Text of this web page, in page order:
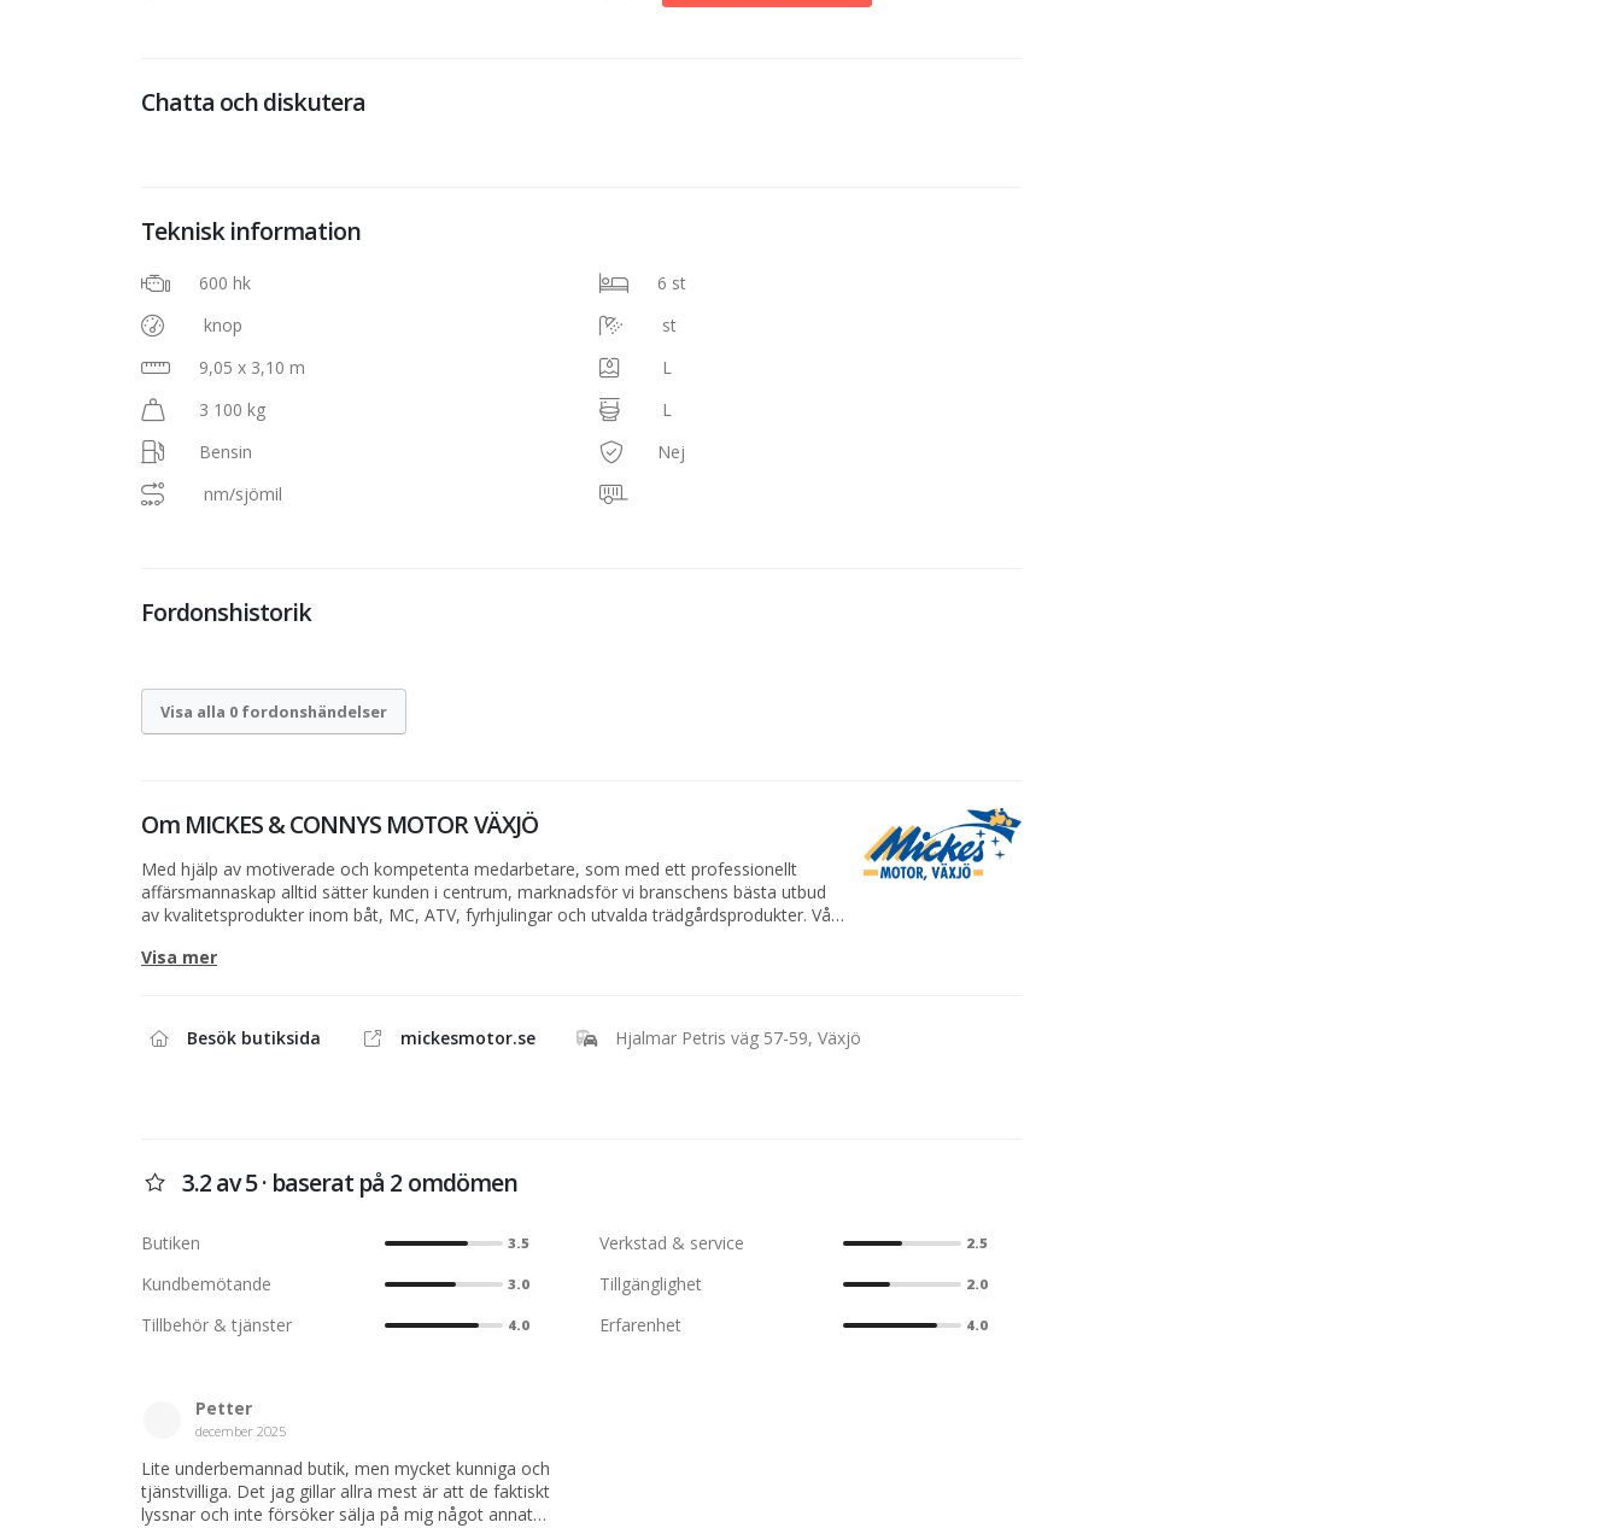
Chatta och diskutera
Teknisk information
600 hk
knop
9,05 x 3,10 m
3 100 kg
Bensin
nm/sjömil
6 st
st
L
L
Nej
Fordonshistorik
Visa alla 0 fordonshändelser
Om MICKES & CONNYS MOTOR VÄXJÖ
Med hjälp av motiverade och kompetenta medarbetare, som med ett professionellt
affärsmannaskap alltid sätter kunden i centrum, marknadsför vi branschens bästa utbud
av kvalitetsprodukter inom båt, MC, ATV, fyrhjulingar och utvalda trädgårdsprodukter. Vår
tryggt ägande genom vår fullserviceanläggning, säger Michael Bogren, ägare och vd på
Vi gör allt för att du ska få en roligare fritid. Därför satsar vi på de bästa tillverkarna av
hojar och båtar. Vi ska med hjälp av vår erfarenhet och kunskap hjälpa dig att välja rätt så
Visa mer
Besök butiksida mickesmotor.se Hjalmar Petris väg 57-59, Växjö
3.2 av 5 · baserat på 2 omdömen
Butiken 3.5 Verkstad & service 2.5
Kundbemötande 3.0 Tillgänglighet 2.0
Tillbehör & tjänster 4.0 Erfarenhet 4.0
Petter
december 2025
Lite underbemannad butik, men mycket kunniga och
tjänstvilliga. Det jag gillar allra mest är att de faktiskt
lyssnar och inte försöker sälja på mig något annat